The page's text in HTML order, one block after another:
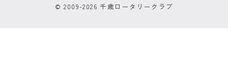
© 2009-2026 千歳ロータリークラブ